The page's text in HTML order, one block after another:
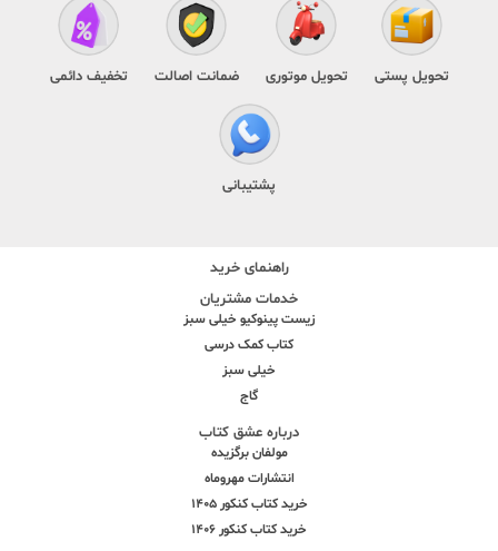
تحویل پستی تحویل موتوری ضمانت اصالت تخفیف دائمی
پشتیبانی
راهنمای خرید
خدمات مشتریان
زیست پینوکیو خیلی سبز
کتاب کمک درسی
خیلی سبز
گاج
درباره عشق کتاب
مولفان برگزیده
انتشارات مهروماه
خرید کتاب کنکور 1405
خرید کتاب کنکور 1406